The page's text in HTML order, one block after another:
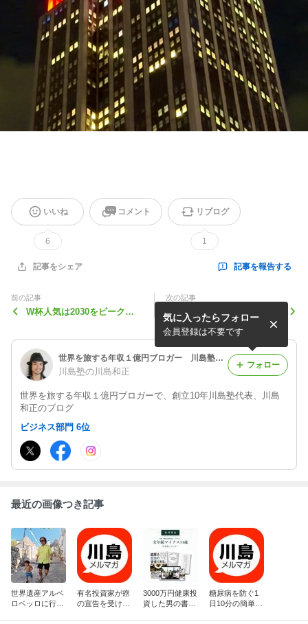
いいね
6
コメント リブログ
1
記事をシェア 記事を報告する
前の記事
W杯人気は2030をピークに
次の記事
本日7月7日誕生日で47歳に
なりました！
世界を旅する年収１億円ブロガー 川島塾代表 川島和正オフィシャルブログ Powered by Ameba
川島塾の川島和正
世界を旅する年収１億円ブロガーで、創立10年川島塾代表、川島
和正のブログ
気に入ったらフォロー
会員登録は不要です
フォロー
ビジネス部門 6位
最近の画像つき記事
世界遺産アルベ
ロベッロに行っ
有名投資家が癌
の宣告を受けて
3000万円健康投
資した男の書籍
糖尿病を防ぐ1
日10分の簡単な